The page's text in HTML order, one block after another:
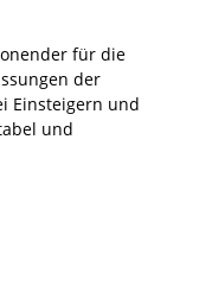
für die
der
Einsteigern und
und